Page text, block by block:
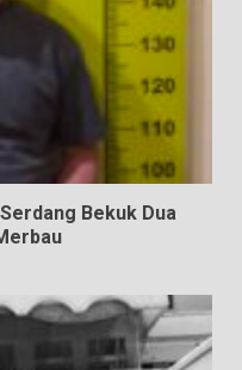
Bekuk Dua